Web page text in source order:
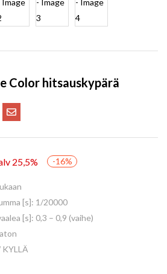
Color hitsauskypärä
25,5% -16%
[s]: 1/20000
[s]: 0,3 – 0,9 (vaihe)